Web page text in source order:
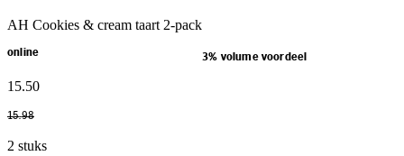
AH Cookies & cream taart 2-pack
online 3% volume voordeel
15.50
15.98
2 stuks